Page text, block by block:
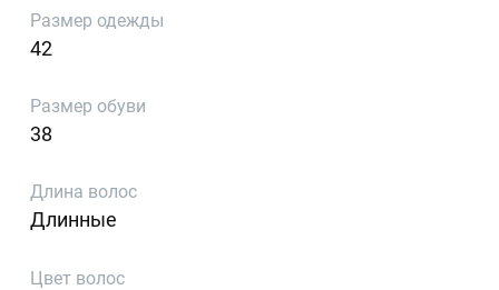
Размер одежды
42
Размер обуви
38
Длина волос
Длинные
Цвет волос